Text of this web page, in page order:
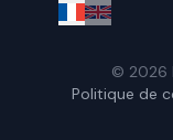
© 2026
Politique de